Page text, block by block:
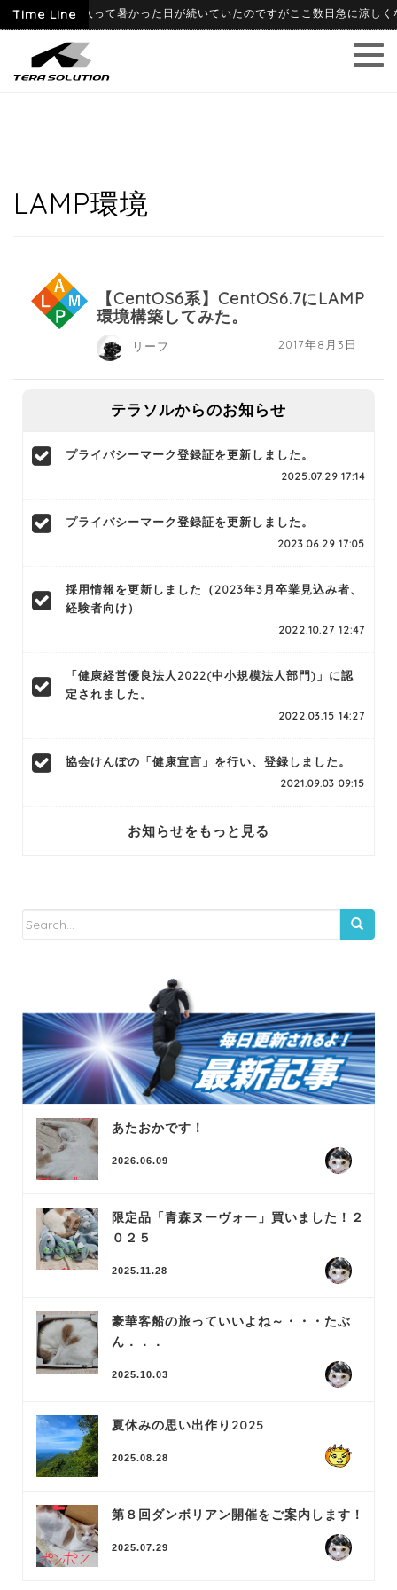
Time Line
06-09 6月に入って暑かった日が続いていたのですがここ数日急に涼しく
LAMP環境
【CentOS6系】CentOS6.7にLAMP
環境構築してみた。
2017年8月3日
リーフ
テラソルからのお知らせ
プライバシーマーク登録証を更新しました。
2025.07.29 17:14
プライバシーマーク登録証を更新しました。
2023.06.29 17:05
採用情報を更新しました（2023年3月卒業見込み者、
経験者向け）
2022.10.27 12:47
「健康経営優良法人2022(中小規模法人部門)」に認
定されました。
2022.03.15 14:27
協会けんぽの「健康宣言」を行い、登録しました。
2021.09.03 09:15
お知らせをもっと見る
あたおかです！
2026.06.09
限定品「青森ヌーヴォー」買いました！２
０２５
2025.11.28
豪華客船の旅っていいよね～・・・たぶ
ん．．．
2025.10.03
夏休みの思い出作り2025
2025.08.28
第８回ダンボリアン開催をご案内します！
2025.07.29